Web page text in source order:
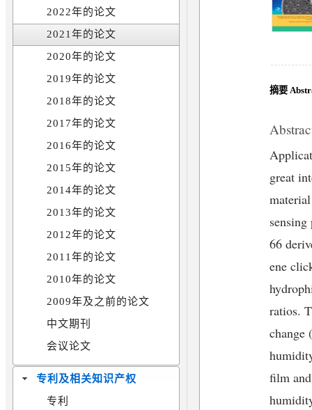
2022年的论文
2021年的论文
2020年的论文
2019年的论文
2018年的论文
2017年的论文
2016年的论文
2015年的论文
2014年的论文
2013年的论文
2012年的论文
2011年的论文
2010年的论文
2009年及之前的论文
中文期刊
会议论文
专利及相关知识产权
专利
摘要
great
66
ene
ratios.
change
film